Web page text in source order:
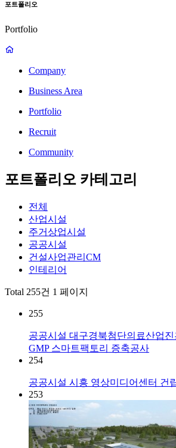
포트폴리오
Portfolio
Company
Business Area
Portfolio
Recruit
Community
포트폴리오 카테고리
전체
산업시설
주거상업시설
공공시설
건설사업관리CM
인테리어
Total 255건 1 페이지
255
공공시설 대구경북첨단의료산업
GMP 스마트팩토리 증축공사
254
공공시설 시흥 영상미디어센터 건
253